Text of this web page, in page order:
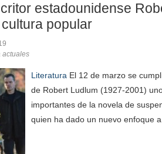
estadounidense
popular
actuales
Literatura El 12 de marzo se
de Robert Ludlum (1927-2001)
importantes de la novela de
quien ha dado un nuevo enfoque